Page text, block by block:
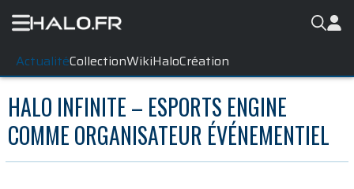
ActualitéCollectionWikiHaloCréation
HALO INFINITE – ESPORTS ENGINE
COMME ORGANISATEUR ÉVÉNEMENTIEL